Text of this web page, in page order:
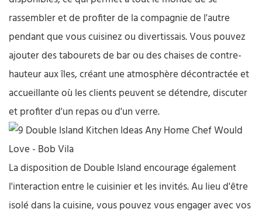
rassembler et de profiter de la compagnie de l'autre
pendant que vous cuisinez ou divertissais. Vous pouvez
ajouter des tabourets de bar ou des chaises de contre-
hauteur aux îles, créant une atmosphère décontractée et
accueillante où les clients peuvent se détendre, discuter
et profiter d'un repas ou d'un verre.
La disposition de Double Island encourage également
l'interaction entre le cuisinier et les invités. Au lieu d'être
isolé dans la cuisine, vous pouvez vous engager avec vos